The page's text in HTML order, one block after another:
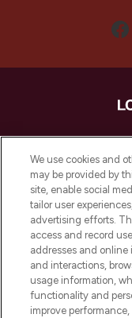
Beauty-
sowie
oder
Lieferung
Do Not
We use cookies and
may be provided by
site, enable social
tailor user
advertising efforts.
access and record
addresses and online
and interactions,
usage information,
functionality and
improve